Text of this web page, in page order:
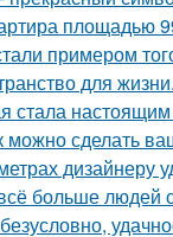
площадью
примером
для жизни.
стала
можно сделать
дизайнеру
больше людей